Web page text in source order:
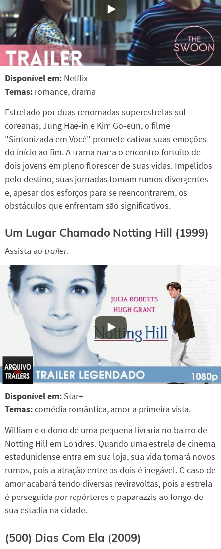
Disponível em: Netflix
Temas: romance, drama
Estrelado por duas renomadas superestrelas sul-
coreanas, Jung Hae-in e Kim Go-eun, o filme
"Sintonizada em Você" promete cativar suas emoções
do início ao fim. A trama narra o encontro fortuito de
dois jovens em pleno florescer de suas vidas. Impelidos
pelo destino, suas jornadas tomam rumos divergentes
e, apesar dos esforços para se reencontrarem, os
obstáculos que enfrentam são significativos.
Um Lugar Chamado Notting Hill (1999)
Assista ao trailer:
Disponível em: Star+
Temas:comédia romântica, amor a primeira vista.
William é o dono de uma pequena livraria no bairro de
Notting Hill em Londres. Quando uma estrela de cinema
estadunidense entra em sua loja, sua vida tomará novos
rumos, pois a atração entre os dois é inegável. O caso de
amor acabará tendo diversas reviravoltas, pois a estrela
é perseguida por repórteres e paparazzis ao longo de
sua estadia na cidade.
(500) Dias Com Ela (2009)